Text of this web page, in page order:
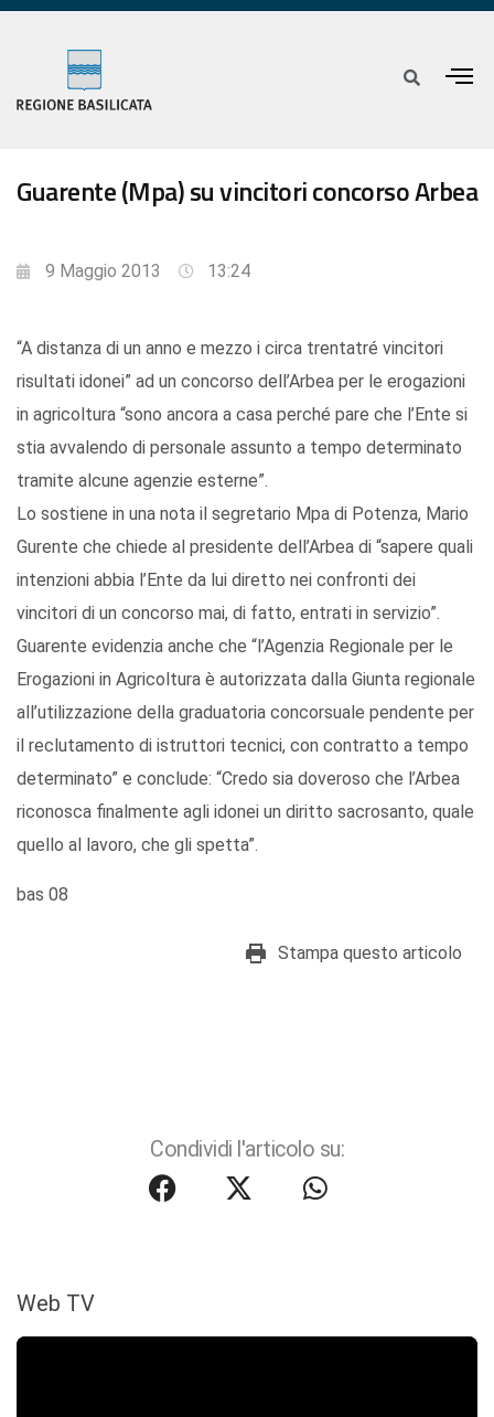
Guarente (Mpa) su vincitori concorso Arbea
9 Maggio 2013 13:24
“A distanza di un anno e mezzo i circa trentatré vincitori
risultati idonei” ad un concorso dell’Arbea per le erogazioni
in agricoltura “sono ancora a casa perché pare che l’Ente si
stia avvalendo di personale assunto a tempo determinato
tramite alcune agenzie esterne”.
Lo sostiene in una nota il segretario Mpa di Potenza, Mario
Gurente che chiede al presidente dell’Arbea di “sapere quali
intenzioni abbia l’Ente da lui diretto nei confronti dei
vincitori di un concorso mai, di fatto, entrati in servizio”.
Guarente evidenzia anche che “l’Agenzia Regionale per le
Erogazioni in Agricoltura è autorizzata dalla Giunta regionale
all’utilizzazione della graduatoria concorsuale pendente per
il reclutamento di istruttori tecnici, con contratto a tempo
determinato” e conclude: “Credo sia doveroso che l’Arbea
riconosca finalmente agli idonei un diritto sacrosanto, quale
quello al lavoro, che gli spetta”.
bas 08
Stampa questo articolo
Condividi l'articolo su:
Web TV